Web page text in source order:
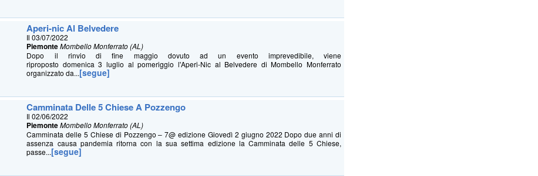
Aperi-nic Al Belvedere
Il 03/07/2022
PiemonteMombello Monferrato (AL)
Dopo il rinvio di fine maggio dovuto ad un evento imprevedibile, viene
riproposto domenica 3 luglio al pomeriggio l'Aperi-Nic al Belvedere di Mombello Monferrato
organizzato da...[segue]
Camminata Delle 5 Chiese A Pozzengo
Il 02/06/2022
PiemonteMombello Monferrato (AL)
Camminata delle 5 Chiese di Pozzengo – 7@ edizione Giovedì 2 giugno 2022 Dopo due anni di
assenza causa pandemia ritorna con la sua settima edizione la Camminata delle 5 Chiese,
passe...[segue]